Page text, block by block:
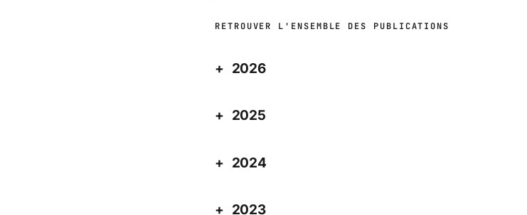
RETROUVER L'ENSEMBLE DES PUBLICATIONS
2026
2025
2024
2023